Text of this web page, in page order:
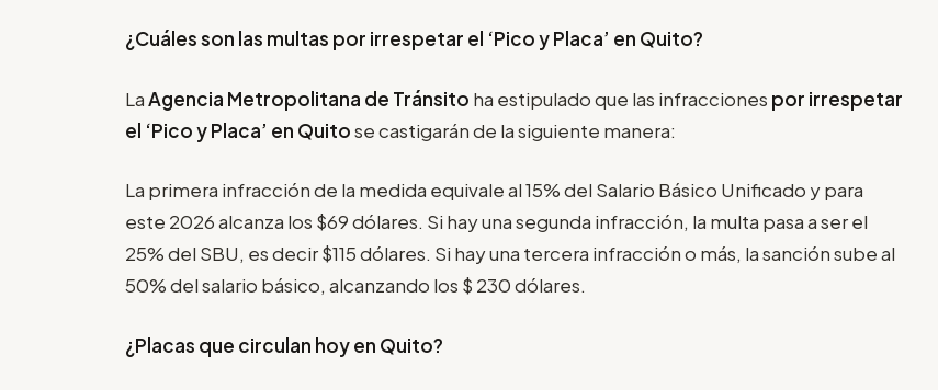
¿Cuáles son las multas por irrespetar el ‘Pico y Placa’ en Quito?
LaAgencia Metropolitana de Tránsito ha estipulado que las infracciones por irrespetar
el ‘Pico y Placa’ en Quitose castigarán de la siguiente manera:
La primera infracción de la medida equivale al 15% del Salario Básico Unificado y para
este 2026 alcanza los $69 dólares. Si hay una segunda infracción, la multa pasa a ser el
25% del SBU, es decir $115 dólares. Si hay una tercera infracción o más, la sanción sube al
50% del salario básico, alcanzando los $ 230 dólares.
¿Placas que circulan hoy en Quito?